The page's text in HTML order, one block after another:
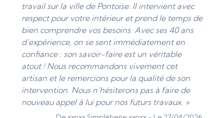
travail sur la ville de Pontoise. Il intervient avec
respect pour votre intérieur et prend le temps de
bien comprendre vos besoins. Avec ses 40 ans
d’expérience, on se sent immédiatement en
confiance : son savoir-faire est un véritable
atout ! Nous recommandons vivement cet
artisan et le remercions pour la qualité de son
intervention. Nous n’hésiterons pas à faire de
nouveau appel à lui pour nos futurs travaux. »